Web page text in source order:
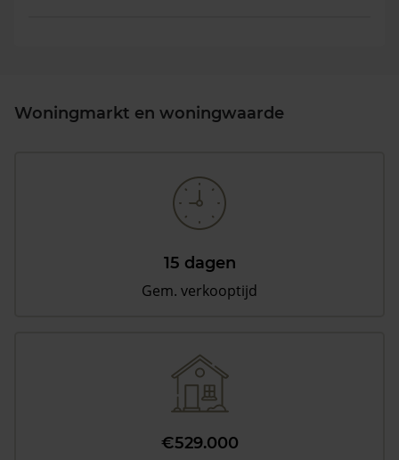
Woningmarkt en woningwaarde
15 dagen
Gem. verkooptijd
€529.000